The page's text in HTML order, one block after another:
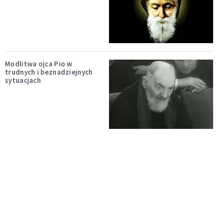
Modlitwa ojca Pio w
trudnych i beznadziejnych
sytuacjach